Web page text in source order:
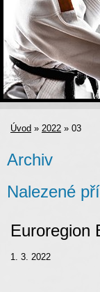
Úvod » 2022 » 03
Archiv
Nalezené
Euroregion
1. 3. 2022